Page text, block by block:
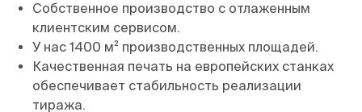
Собственное производство с отлаженным
клиентским сервисом.
У нас 1400 м² производственных площадей.
Качественная печать на европейских станках
обеспечивает стабильность реализации
тиража.